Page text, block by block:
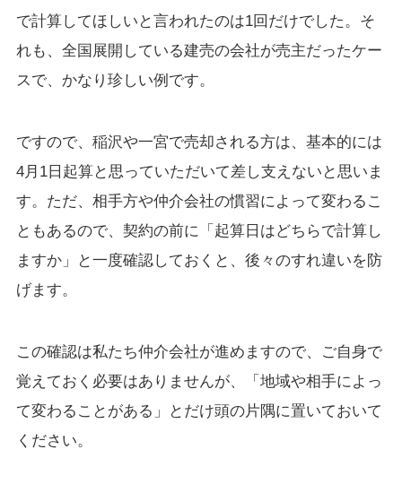
で計算してほしいと言われたのは1回だけでした。そ
れも、全国展開している建売の会社が売主だったケー
スで、かなり珍しい例です。
ですので、稲沢や一宮で売却される方は、基本的には
4月1日起算と思っていただいて差し支えないと思いま
す。ただ、相手方や仲介会社の慣習によって変わるこ
ともあるので、契約の前に「起算日はどちらで計算し
ますか」と一度確認しておくと、後々のすれ違いを防
げます。
この確認は私たち仲介会社が進めますので、ご自身で
覚えておく必要はありませんが、「地域や相手によっ
て変わることがある」とだけ頭の片隅に置いておいて
ください。